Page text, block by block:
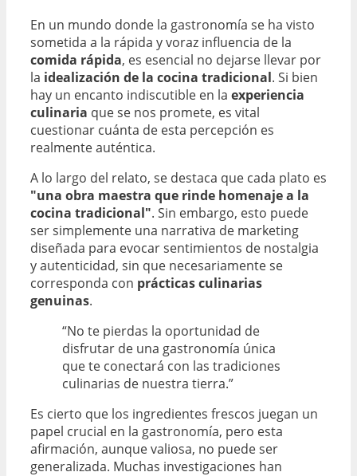
En un mundo donde la gastronomía se ha visto
sometida a la rápida y voraz influencia de la
comida rápida, es esencial no dejarse llevar por
la idealización de la cocina tradicional. Si bien
hay un encanto indiscutible en la experiencia
culinaria que se nos promete, es vital
cuestionar cuánta de esta percepción es
realmente auténtica.
A lo largo del relato, se destaca que cada plato es
"una obra maestra que rinde homenaje a la
cocina tradicional". Sin embargo, esto puede
ser simplemente una narrativa de marketing
diseñada para evocar sentimientos de nostalgia
y autenticidad, sin que necesariamente se
corresponda con prácticas culinarias
genuinas.
“No te pierdas la oportunidad de
disfrutar de una gastronomía única
que te conectará con las tradiciones
culinarias de nuestra tierra.”
Es cierto que los ingredientes frescos juegan un
papel crucial en la gastronomía, pero esta
afirmación, aunque valiosa, no puede ser
generalizada. Muchas investigaciones han